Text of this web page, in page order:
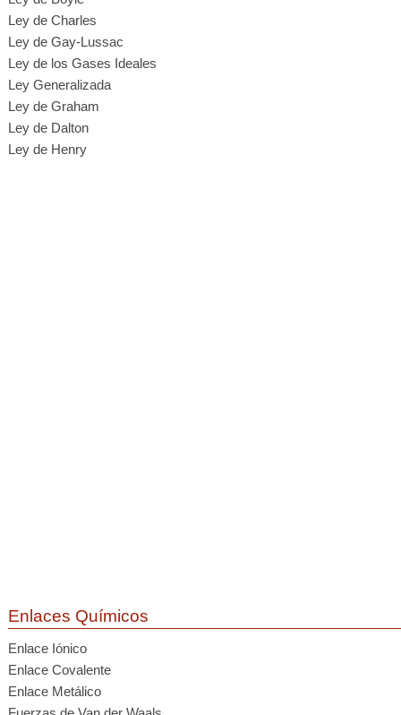
Ley de Charles
Ley de Gay-Lussac
Ley de los Gases Ideales
Ley Generalizada
Ley de Graham
Ley de Dalton
Ley de Henry
Enlaces Químicos
Enlace Iónico
Enlace Covalente
Enlace Metálico